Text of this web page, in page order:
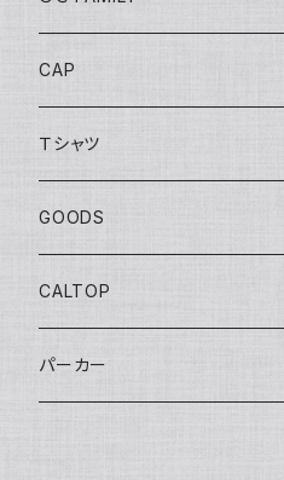
POP CULTURE
BOULEVARD SERIES
ANNIVERSARY SERIES
THEME AUTOMOTIVE
MONSTER TRUCKS
CAP
Ｔシャツ
GOODS
CALTOP
パーカー